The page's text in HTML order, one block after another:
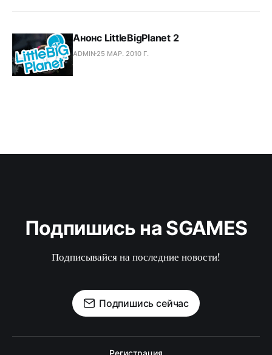
Анонс LittleBigPlanet 2
ADMIN 25 МАР. 2010 Г.
Подпишись на SGAMES
Подписывайся на последние новости!
Подпишись сейчас
Регистрация